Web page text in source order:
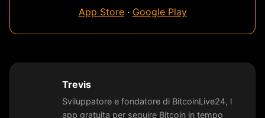
App Store· Google Play
Trevis
Sviluppatore e fondatore di BitcoinLive24, l
app gratuita per seguire Bitcoin in tempo